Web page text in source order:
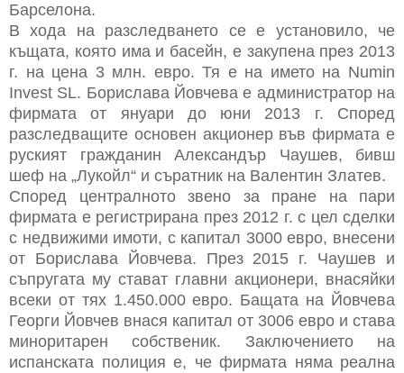
Барселона.
В хода на разследването се е установило, че
къщата, която има и басейн, е закупена през 2013
г. на цена 3 млн. евро. Тя е на името на Numin
Invest SL. Борислава Йовчева е администратор на
фирмата от януари до юни 2013 г. Според
разследващите основен акционер във фирмата е
руският гражданин Александър Чаушев, бивш
шеф на „Лукойл“ и съратник на Валентин Златев.
Според централното звено за пране на пари
фирмата е регистрирана през 2012 г. с цел сделки
с недвижими имоти, с капитал 3000 евро, внесени
от Борислава Йовчева. През 2015 г. Чаушев и
съпругата му стават главни акционери, внасяйки
всеки от тях 1.450.000 евро. Бащата на Йовчева
Георги Йовчев внася капитал от 3006 евро и става
миноритарен собственик. Заключението на
испанската полиция е, че фирмата няма реална